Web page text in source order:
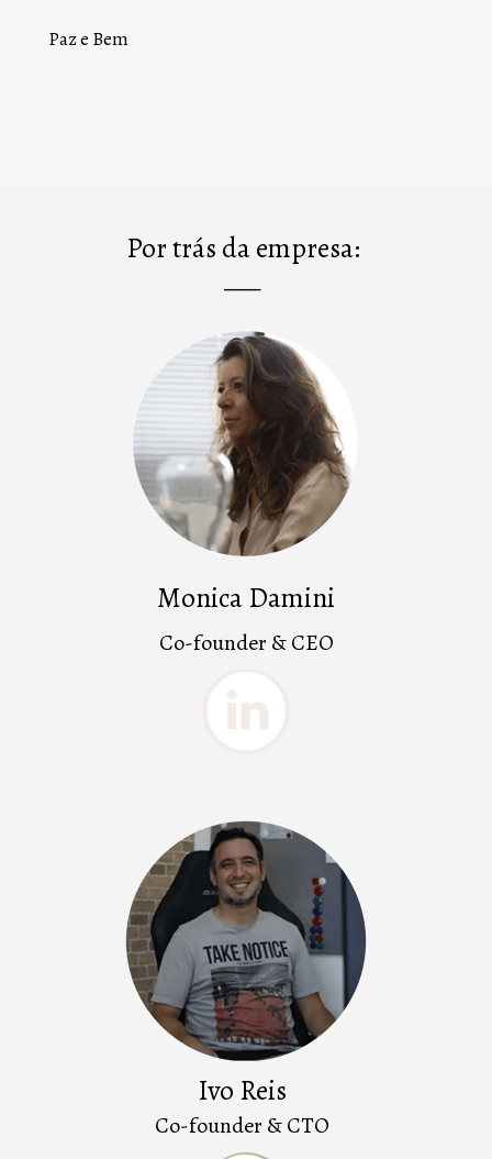
Paz e Bem
Por trás da empresa:
Monica Damini
Ivo Reis
Co-founder & CEO
Co-founder & CTO